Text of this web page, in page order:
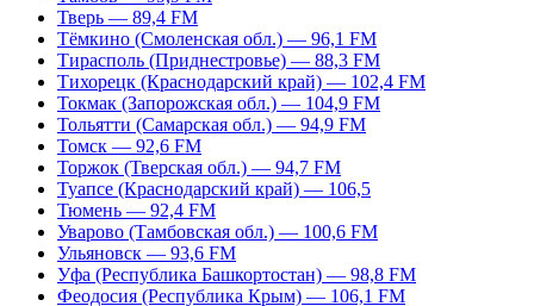
Тверь — 89,4 FM
Тёмкино (Смоленская обл.) — 96,1 FM
Тирасполь (Приднестровье) — 88,3 FM
Тихорецк (Краснодарский край) — 102,4 FM
Токмак (Запорожская обл.) — 104,9 FM
Тольятти (Самарская обл.) — 94,9 FM
Томск — 92,6 FM
Торжок (Тверская обл.) — 94,7 FM
Туапсе (Краснодарский край) — 106,5
Тюмень — 92,4 FM
Уварово (Тамбовская обл.) — 100,6 FM
Ульяновск — 93,6 FM
Уфа (Республика Башкортостан) — 98,8 FM
Феодосия (Республика Крым) — 106,1 FM